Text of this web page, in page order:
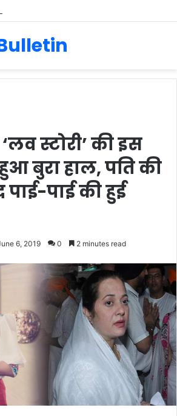
स्टोरी’ की इस
बुरा हाल, पति की
पाई की हुई
6, 2019 0 2 minutes read